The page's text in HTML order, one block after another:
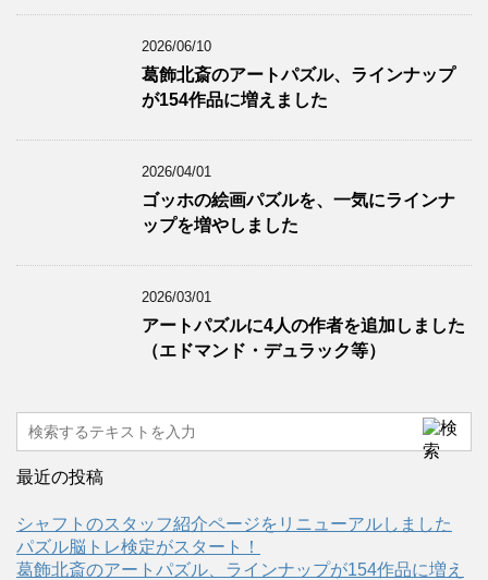
2026/06/10
葛飾北斎のアートパズル、ラインナップ
が154作品に増えました
2026/04/01
ゴッホの絵画パズルを、一気にラインナ
ップを増やしました
2026/03/01
アートパズルに4人の作者を追加しました
（エドマンド・デュラック等）
最近の投稿
シャフトのスタッフ紹介ページをリニューアルしました
パズル脳トレ検定がスタート！
葛飾北斎のアートパズル、ラインナップが154作品に増え